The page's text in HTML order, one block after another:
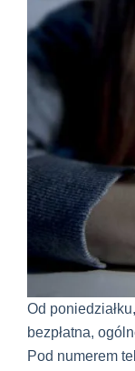
Od
bezpłatna,
Pod numerem